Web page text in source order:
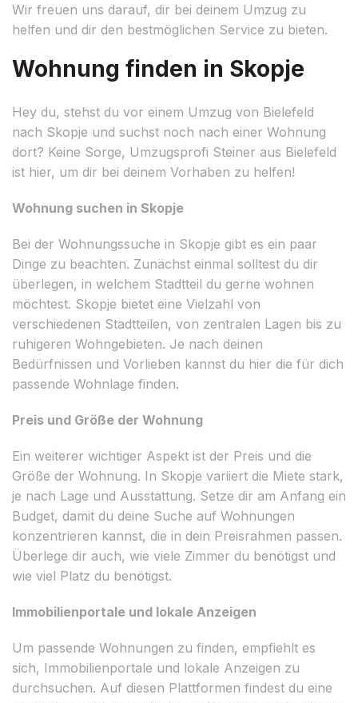
Wir freuen uns darauf, dir bei deinem Umzug zu
helfen und dir den bestmöglichen Service zu bieten.
Wohnung finden in Skopje
Hey du, stehst du vor einem Umzug von Bielefeld
nach Skopje und suchst noch nach einer Wohnung
dort? Keine Sorge, Umzugsprofi Steiner aus Bielefeld
ist hier, um dir bei deinem Vorhaben zu helfen!
Wohnung suchen in Skopje
Bei der Wohnungssuche in Skopje gibt es ein paar
Dinge zu beachten. Zunächst einmal solltest du dir
überlegen, in welchem Stadtteil du gerne wohnen
möchtest. Skopje bietet eine Vielzahl von
verschiedenen Stadtteilen, von zentralen Lagen bis zu
ruhigeren Wohngebieten. Je nach deinen
Bedürfnissen und Vorlieben kannst du hier die für dich
passende Wohnlage finden.
Preis und Größe der Wohnung
Ein weiterer wichtiger Aspekt ist der Preis und die
Größe der Wohnung. In Skopje variiert die Miete stark,
je nach Lage und Ausstattung. Setze dir am Anfang ein
Budget, damit du deine Suche auf Wohnungen
konzentrieren kannst, die in dein Preisrahmen passen.
Überlege dir auch, wie viele Zimmer du benötigst und
wie viel Platz du benötigst.
Immobilienportale und lokale Anzeigen
Um passende Wohnungen zu finden, empfiehlt es
sich, Immobilienportale und lokale Anzeigen zu
durchsuchen. Auf diesen Plattformen findest du eine